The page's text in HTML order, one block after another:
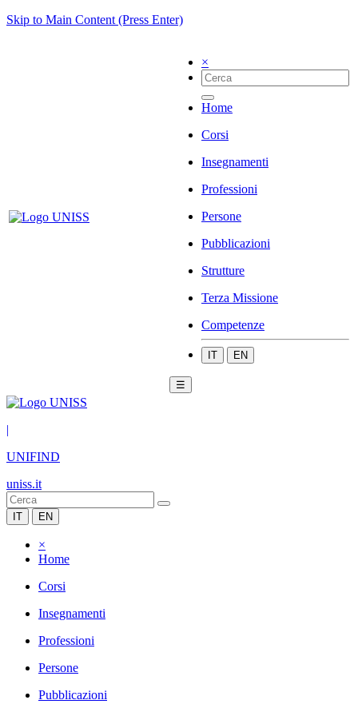
Skip to Main Content (Press Enter)
×
Home
Corsi
Insegnamenti
Professioni
Persone
Pubblicazioni
Strutture
Terza Missione
Competenze
IT EN
☰
|
UNIFIND
uniss.it
IT EN
×
Home
Corsi
Insegnamenti
Professioni
Persone
Pubblicazioni